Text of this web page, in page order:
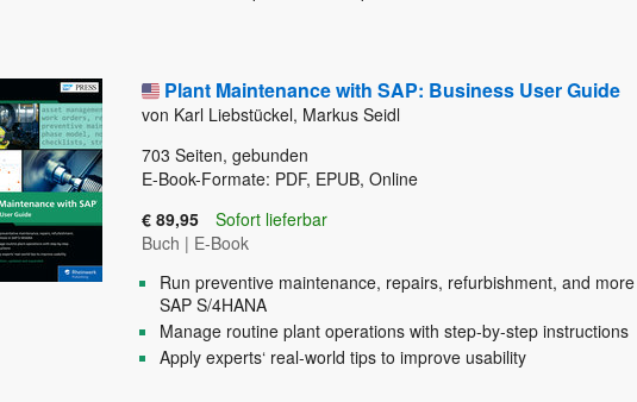
Plant Maintenance with SAP: Business User Guide
von Karl Liebstückel, Markus Seidl
703 Seiten, gebunden
E-Book-Formate: PDF, EPUB, Online
€ 89,95
Sofort lieferbar
Buch | E-Book
Run preventive maintenance, repairs, refurbishment, and
SAP S/4HANA
Manage routine plant operations with step-by-step instructions
Apply experts‘ real-world tips to improve usability